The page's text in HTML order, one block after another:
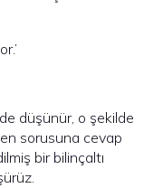
düşünür, o şekilde
sorusuna cevap
bir bilinçaltı